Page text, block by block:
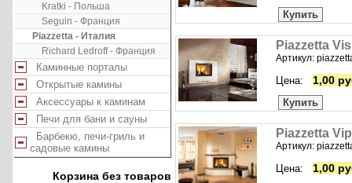
Kratki - Польша
Seguin - Франция
Piazzetta - Италия
Richard Ledroff - Франция
Каминные порталы
Открытые камины
Аксессуары к каминам
Печи для бани и сауны
Барбекю, печи-гриль и
садовые камины
Корзина без товаров
Купить
Piazzetta
Артикул:
Цена: 1,00
Купить
Piazzetta
Артикул:
Цена: 1,00